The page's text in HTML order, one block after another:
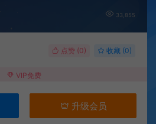
33,855
点赞 (0) 收藏 (0)
VIP免费
升级会员